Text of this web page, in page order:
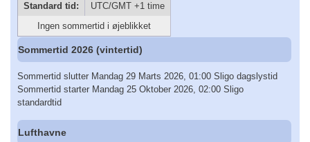
Standard tid:
UTC/GMT +1 time
Ingen sommertid i øjeblikket
Sommertid 2026 (vintertid)
Sommertid slutter Mandag 29 Marts 2026, 01:00 Sligo dagslystid
Sommertid starter Mandag 25 Oktober 2026, 02:00 Sligo
standardtid
Lufthavne